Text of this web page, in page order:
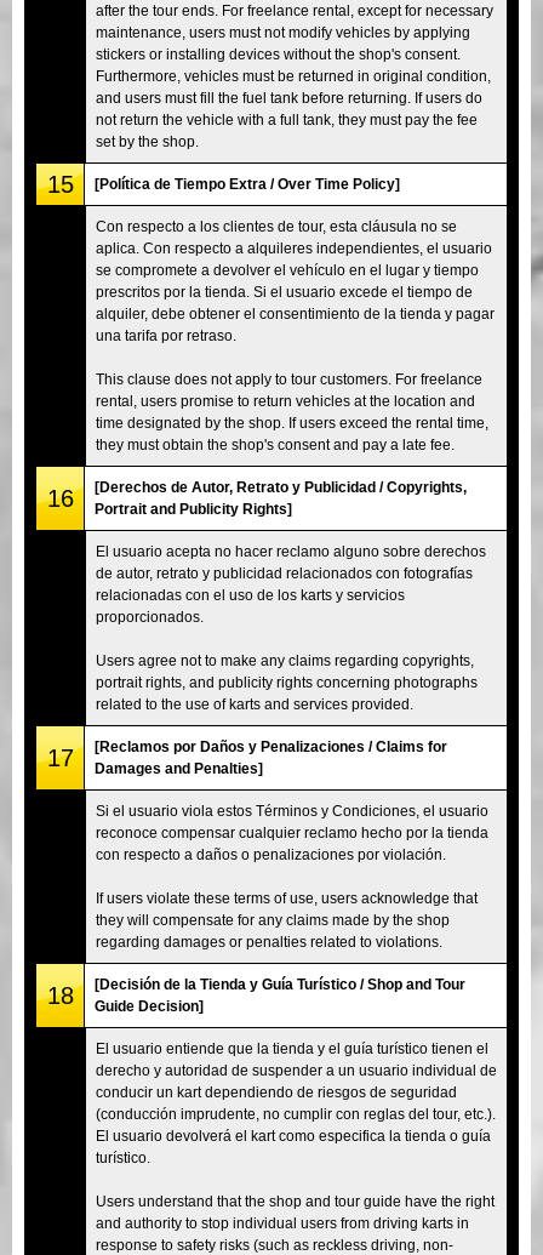
after the tour ends. For freelance rental, except for necessary
maintenance, users must not modify vehicles by applying
stickers or installing devices without the shop's consent.
Furthermore, vehicles must be returned in original condition,
and users must fill the fuel tank before returning. If users do
not return the vehicle with a full tank, they must pay the fee
set by the shop.
15 [Política de Tiempo Extra / Over Time Policy]
Con respecto a los clientes de tour, esta cláusula no se
aplica. Con respecto a alquileres independientes, el usuario
se compromete a devolver el vehículo en el lugar y tiempo
prescritos por la tienda. Si el usuario excede el tiempo de
alquiler, debe obtener el consentimiento de la tienda y pagar
una tarifa por retraso.
This clause does not apply to tour customers. For freelance
rental, users promise to return vehicles at the location and
time designated by the shop. If users exceed the rental time,
they must obtain the shop's consent and pay a late fee.
16
[Derechos de Autor, Retrato y Publicidad / Copyrights,
Portrait and Publicity Rights]
El usuario acepta no hacer reclamo alguno sobre derechos
de autor, retrato y publicidad relacionados con fotografías
relacionadas con el uso de los karts y servicios
proporcionados.
Users agree not to make any claims regarding copyrights,
portrait rights, and publicity rights concerning photographs
related to the use of karts and services provided.
17
[Reclamos por Daños y Penalizaciones / Claims for
Damages and Penalties]
Si el usuario viola estos Términos y Condiciones, el usuario
reconoce compensar cualquier reclamo hecho por la tienda
con respecto a daños o penalizaciones por violación.
If users violate these terms of use, users acknowledge that
they will compensate for any claims made by the shop
regarding damages or penalties related to violations.
18
[Decisión de la Tienda y Guía Turístico / Shop and Tour
Guide Decision]
El usuario entiende que la tienda y el guía turístico tienen el
derecho y autoridad de suspender a un usuario individual de
conducir un kart dependiendo de riesgos de seguridad
(conducción imprudente, no cumplir con reglas del tour, etc.).
El usuario devolverá el kart como especifica la tienda o guía
turístico.
Users understand that the shop and tour guide have the right
and authority to stop individual users from driving karts in
response to safety risks (such as reckless driving, non-